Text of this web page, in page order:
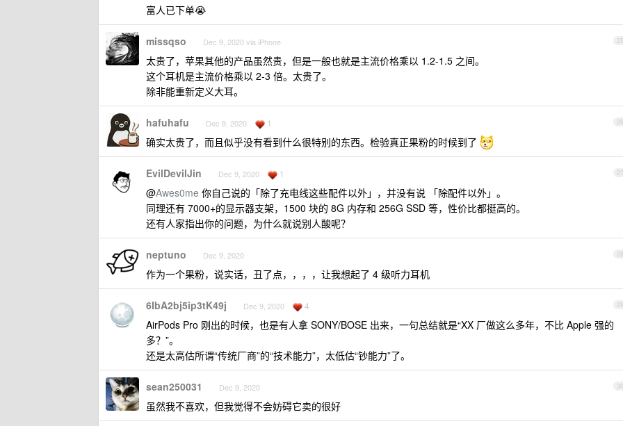
富人已下单😭
25
missqso Dec 9, 2020 via iPhone
太贵了，苹果其他的产品虽然贵，但是一般也就是主流价格乘以 1.2-1.5 之间。
这个耳机是主流价格乘以 2-3 倍。太贵了。
除非能重新定义大耳。
26
hafuhafu Dec 9, 2020 1
确实太贵了，而且似乎没有看到什么很特别的东西。检验真正果粉的时候到了
27
EvilDevilJin Dec 9, 2020 1
@Awes0me 你自己说的「除了充电线这些配件以外」，并没有说 「除配件以外」。
同理还有 7000+的显示器支架，1500 块的 8G 内存和 256G SSD 等，性价比都挺高的。
还有人家指出你的问题，为什么就说别人酸呢？
28
neptuno Dec 9, 2020
作为一个果粉，说实话，丑了点，，，，让我想起了 4 级听力耳机
29
6IbA2bj5ip3tK49j Dec 9, 2020 4
AirPods Pro 刚出的时候，也是有人拿 SONY/BOSE 出来，一句总结就是“XX 厂做这么多年，不比 Apple 强的
多？”。
还是太高估所谓“传统厂商”的“技术能力”，太低估“钞能力”了。
30
sean250031 Dec 9, 2020
虽然我不喜欢，但我觉得不会妨碍它卖的很好